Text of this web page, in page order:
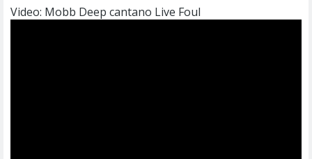
Video: Mobb Deep cantano Live Foul